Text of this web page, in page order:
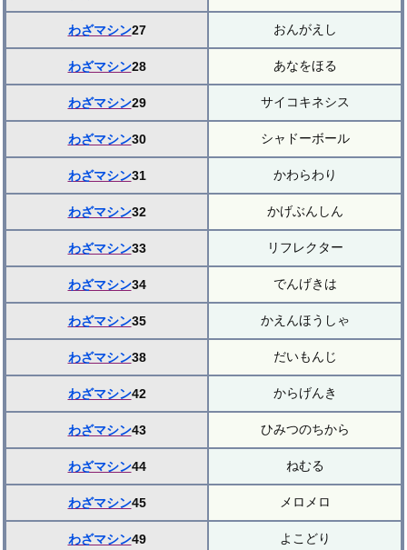
わざマシン27 おんがえし
わざマシン28 あなをほる
わざマシン29 サイコキネシス
わざマシン30 シャドーボール
わざマシン31 かわらわり
わざマシン32 かげぶんしん
わざマシン33 リフレクター
わざマシン34 でんげきは
わざマシン35 かえんほうしゃ
わざマシン38 だいもんじ
わざマシン42 からげんき
わざマシン43 ひみつのちから
わざマシン44 ねむる
わざマシン45 メロメロ
わざマシン49 よこどり